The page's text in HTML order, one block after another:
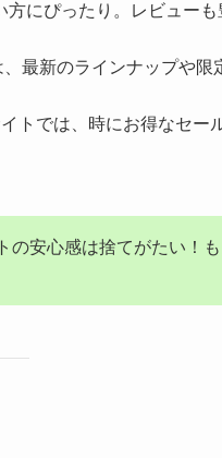
にぴったり。レビュー
最新のラインナップや限
トでは、時にお得なセー
の安心感は捨てがたい！も